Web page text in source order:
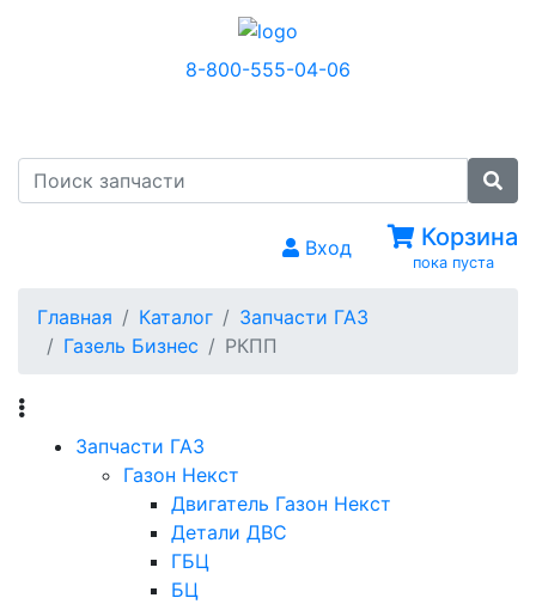
8-800-555-04-06
Вход Корзина
пока пуста
Главная Каталог
Запчасти ГАЗ
Газель Бизнес
РКПП
Запчасти ГАЗ
Газон Некст
Двигатель Газон Некст
Детали ДВС
ГБЦ
БЦ